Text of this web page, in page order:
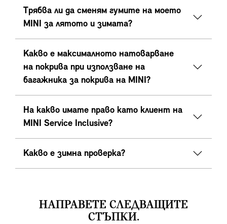
Трябва ли да сменям гумите на моето
MINI за лятото и зимата?
Какво е максималното натоварване
на покрива при използване на
багажника за покрива на MINI?
На какво имате право като клиент на
MINI Service Inclusive?
Какво е зимна проверка?
НАПРАВЕТЕ СЛЕДВАЩИТЕ
СТЪПКИ.